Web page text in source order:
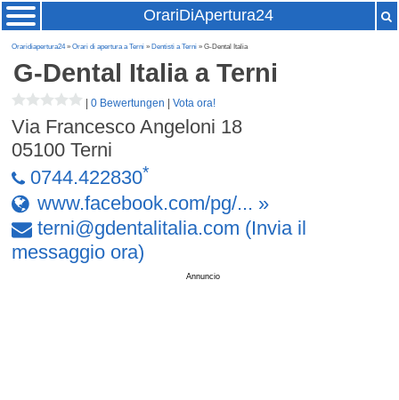
OrariDiApertura24
Oraridiapertura24»Orari di apertura a Terni » Dentisti a Terni » G-Dental Italia
G-Dental Italiaa Terni
|0 Bewertungen |Vota ora!
Via Francesco Angeloni 18
05100 Terni
0744.422830*
www.facebook.com/pg/... »
terni@gdentalitalia.com (Invia il
messaggio ora)
Annuncio